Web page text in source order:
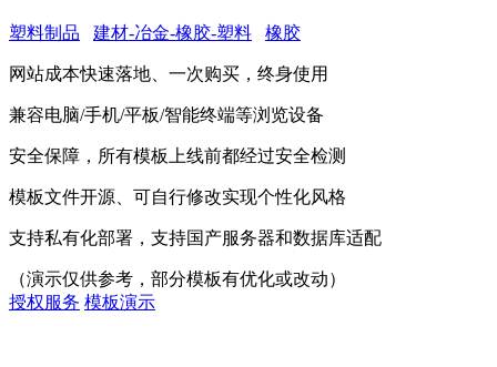
塑料制品 建材-冶金-橡胶-塑料 橡胶
网站成本快速落地、一次购买，终身使用
兼容电脑/手机/平板/智能终端等浏览设备
安全保障，所有模板上线前都经过安全检测
模板文件开源、可自行修改实现个性化风格
支持私有化部署，支持国产服务器和数据库适配
（演示仅供参考，部分模板有优化或改动）
授权服务 模板演示